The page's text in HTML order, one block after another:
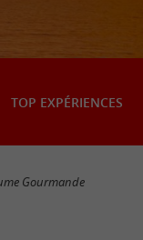
TOP EXPÉRIENCES
Gourmande